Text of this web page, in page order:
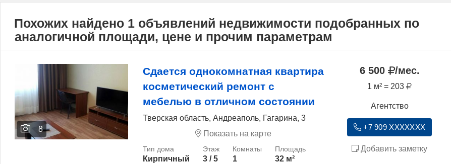
Похожих найдено 1 объявлений недвижимости подобранных по
аналогичной площади, цене и прочим параметрам
8
Сдается однокомнатная квартира
косметический ремонт с
мебелью в отличном состоянии
Тверская область, Андреаполь, Гагарина, 3
Показать на карте
Кирпичный 3 / 5 1
32 м²
6 500 /мес.
1 м² = 203
Агентство
+7 909 XXXXXXX
Добавить заметку